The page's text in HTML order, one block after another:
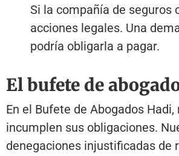
Si la compañía de seguros
acciones legales. Una
podría obligarla a pagar.
El bufete de
En el Bufete de Abogados
incumplen sus obligaciones.
denegaciones injustificadas de